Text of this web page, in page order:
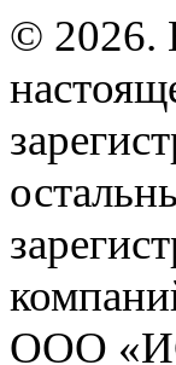
© 2026.
ООО